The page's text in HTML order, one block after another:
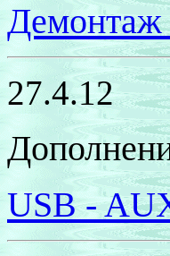
Демонтаж
27.4.12
USB -